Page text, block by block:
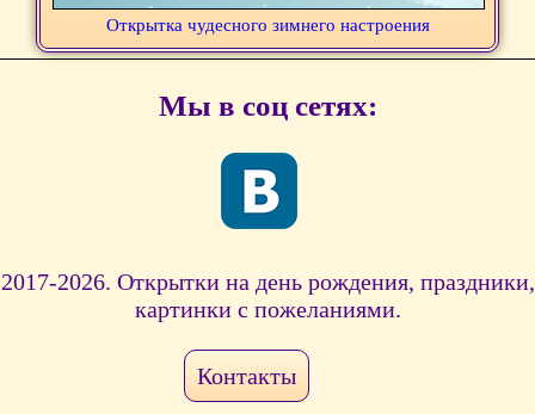
Открытка чудесного зимнего настроения
Мы в соц сетях:
2017-2026. Открытки на день рождения, праздники,
картинки с пожеланиями.
Контакты